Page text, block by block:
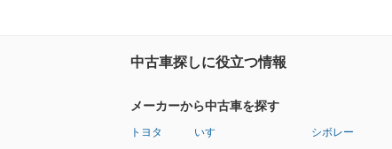
中古車探しに役立つ情報
メーカーから中古車を探す
トヨタ
いすゞ
シボレー